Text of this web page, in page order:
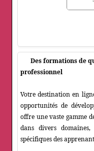
Des formations de
professionnel
Votre destination en
opportunités de
offre une vaste gamme
dans divers
spécifiques des